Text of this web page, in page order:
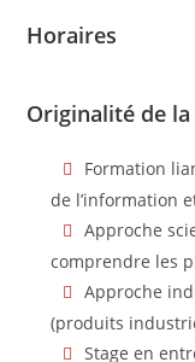
Horaires
Originalité de
Formation
de l’information
Approche
comprendre les
Approche
(produits
Stage en